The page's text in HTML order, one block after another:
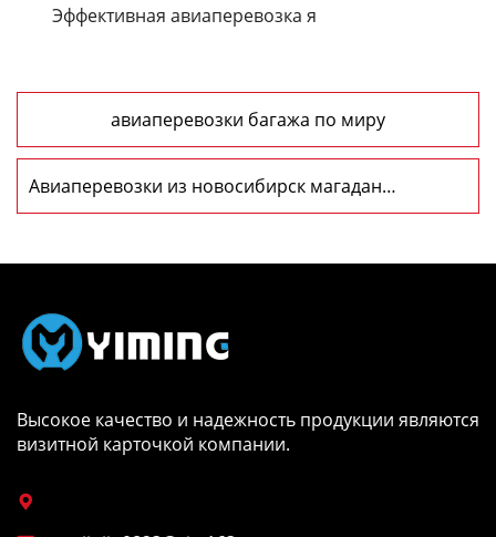
Эффективная авиаперевозка я
авиаперевозки багажа по миру
Авиаперевозки из новосибирск магадан
авиаперевозки
Высокое качество и надежность продукции являются
визитной карточкой компании.
